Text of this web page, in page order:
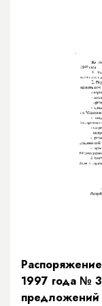
1997 года №
предложений